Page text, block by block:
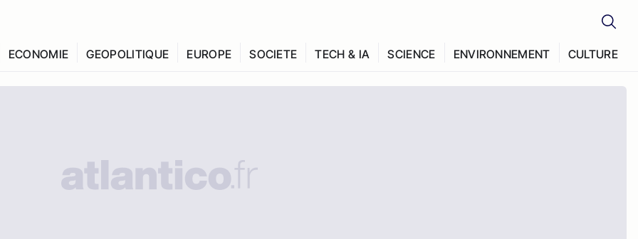
ECONOMIE GEOPOLITIQUE EUROPE SOCIETE TECH & IA SCIENCE ENVIRONNEMENT CULTURE